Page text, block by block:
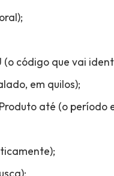
(o código que vai
em quilos);
até (o